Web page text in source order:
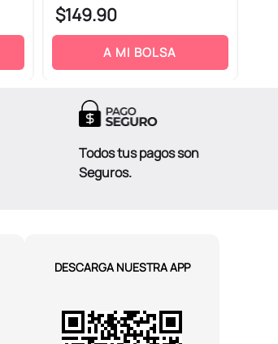
$149.90
A MI BOLSA
Todos tus pagos son
Seguros.
DESCARGA NUESTRA APP